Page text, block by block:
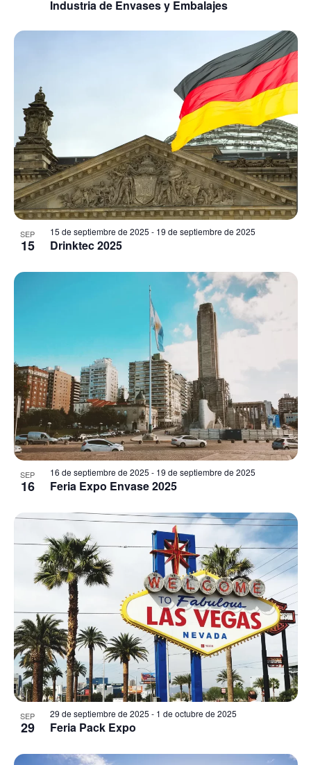
Industria de Envases y Embalajes
SEP
15 Drinktec 2025
15 de septiembre de 2025 - 19 de septiembre de 2025
SEP
16 Feria Expo Envase 2025
16 de septiembre de 2025 - 19 de septiembre de 2025
SEP
29 Feria Pack Expo
29 de septiembre de 2025 - 1 de octubre de 2025